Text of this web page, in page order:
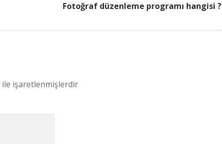
Fotoğraf düzenleme programı hangisi ?
ile işaretlenmişlerdir